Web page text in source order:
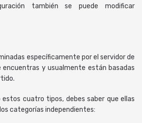
también se puede modificar
específicamente por el servidor de
encuentras y usualmente están basadas
estos cuatro tipos, debes saber que ellas
categorías independientes: